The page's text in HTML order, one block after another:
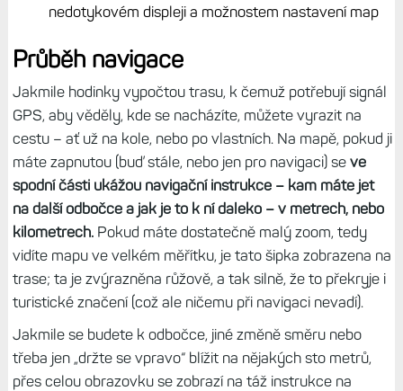
nedotykovém displeji a možnostem nastavení map
Průběh navigace
Jakmile hodinky vypočtou trasu, k čemuž potřebují signál
GPS, aby věděly, kde se nacházíte, můžete vyrazit na
cestu – ať už na kole, nebo po vlastních. Na mapě, pokud ji
máte zapnutou (buď stále, nebo jen pro navigaci) se ve
spodní části ukážou navigační instrukce – kam máte jet
na další odbočce a jak je to k ní daleko – v metrech, nebo
kilometrech.Pokud máte dostatečně malý zoom, tedy
vidíte mapu ve velkém měřítku, je tato šipka zobrazena na
trase; ta je zvýrazněna růžově, a tak silně, že to překryje i
turistické značení (což ale ničemu při navigaci nevadí).
Jakmile se budete k odbočce, jiné změně směru nebo
třeba jen „držte se vpravo“ blížit na nějakých sto metrů,
přes celou obrazovku se zobrazí na táž instrukce na